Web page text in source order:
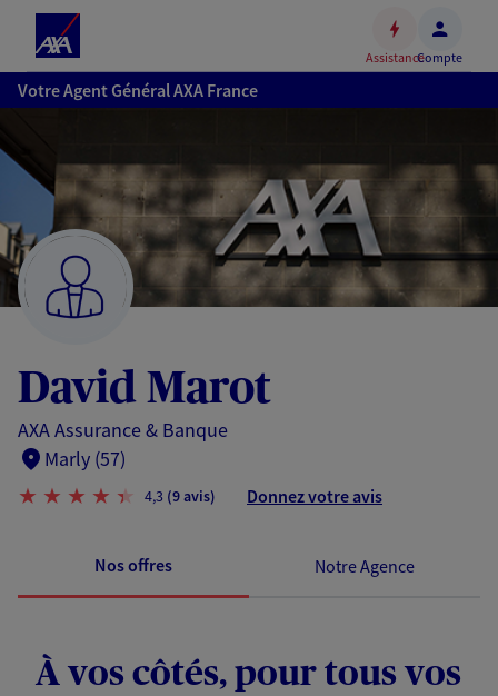
Accéder
au
Accéder
au
pied
de
page
AssistanceCompte
Votre Agent Général AXA France
David Marot
AXA Assurance & Banque
Marly (57)
4,3 (9 avis) Donnez votre avis
Nos offres Notre Agence
À vos côtés, pour tous vos